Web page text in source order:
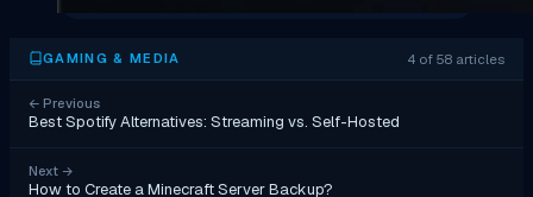
GAMING & MEDIA 4 of 58 articles
← Previous
Best Spotify Alternatives: Streaming vs. Self-Hosted
Next →
How to Create a Minecraft Server Backup?